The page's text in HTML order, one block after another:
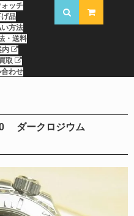
ッチ
品
方法
・送料
内
取
わせ
ダークロジウム